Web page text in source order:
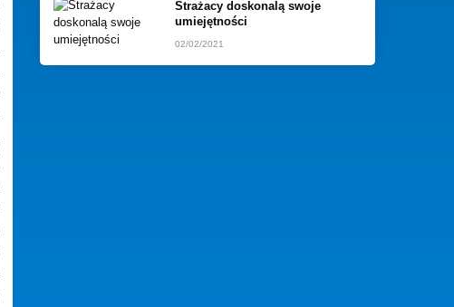
Strażacy doskonalą swoje
umiejętności
02/02/2021